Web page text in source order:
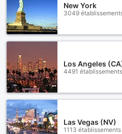
New York
3049
Los Angeles
4491 établissements
Las Vegas (NV)
1113 établissements